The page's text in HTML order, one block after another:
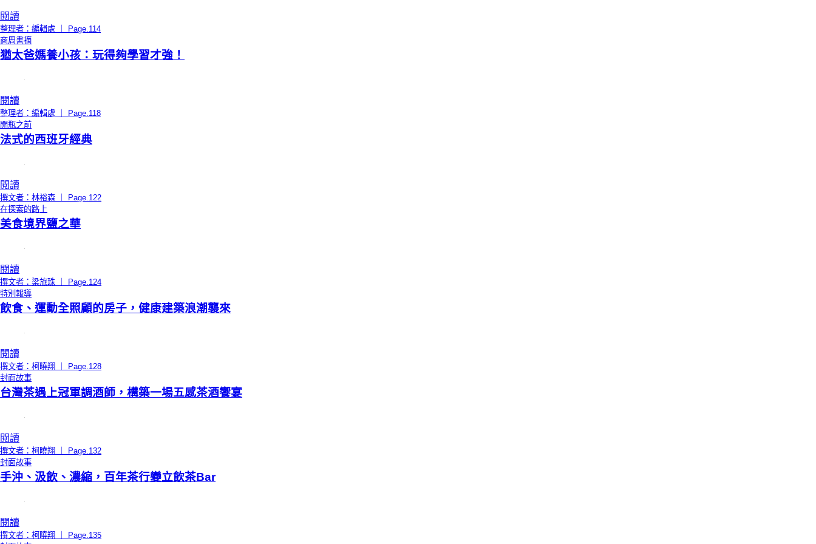
閱讀
整理者：編輯處 ｜ Page.114
商周書摘
猶太爸媽養小孩：玩得夠學習才強！
閱讀
整理者：編輯處 ｜ Page.118
開瓶之前
法式的西班牙經典
閱讀
撰文者：林裕森 ｜ Page.122
在探索的路上
美食境界鹽之華
閱讀
撰文者：梁旅珠 ｜ Page.124
特別報導
飲食、運動全照顧的房子，健康建築浪潮襲來
閱讀
撰文者：柯曉翔 ｜ Page.128
封面故事
台灣茶遇上冠軍調酒師，構築一場五感茶酒饗宴
閱讀
撰文者：柯曉翔 ｜ Page.132
封面故事
手沖、汲飲、濃縮，百年茶行變立飲茶Bar
閱讀
撰文者：柯曉翔 ｜ Page.135